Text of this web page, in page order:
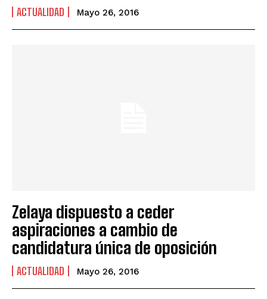
ACTUALIDAD Mayo 26, 2016
Zelaya dispuesto a ceder
aspiraciones a cambio de
candidatura única de oposición
ACTUALIDAD Mayo 26, 2016